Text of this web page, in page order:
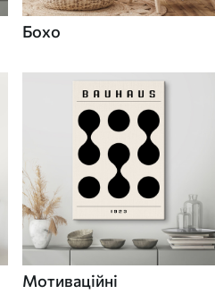
Бохо
Мотиваційні